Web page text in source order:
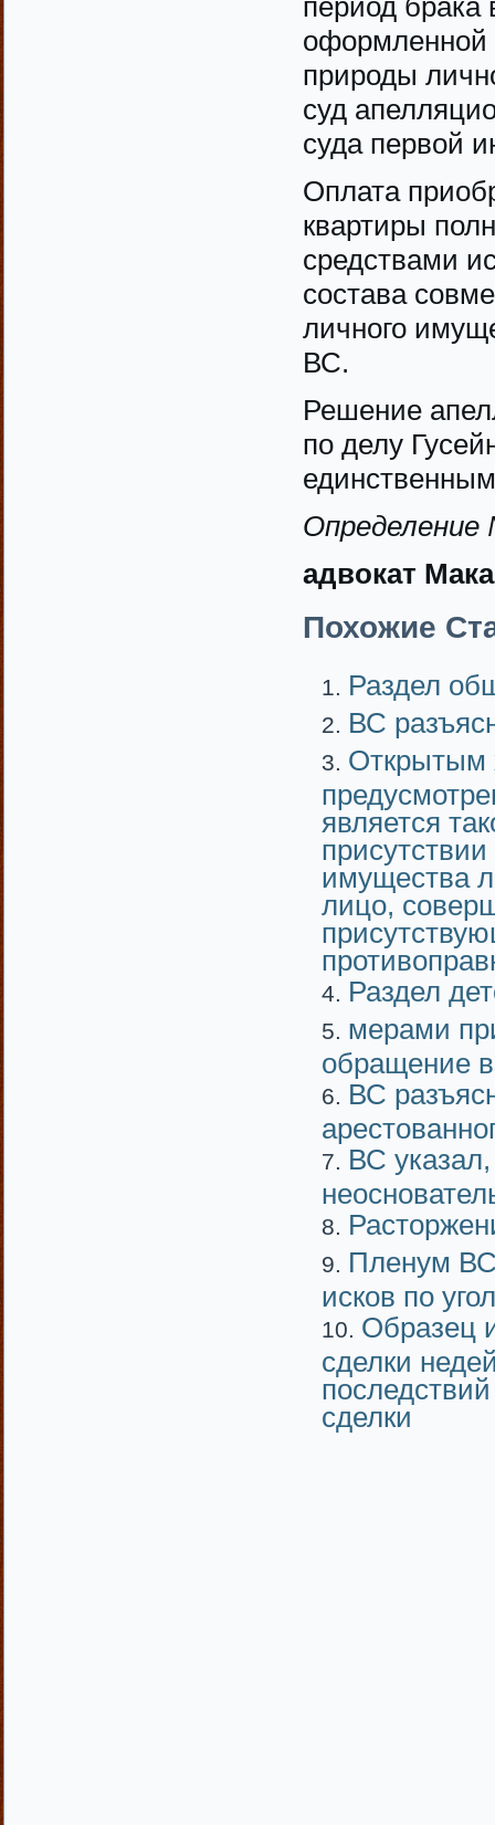
период брака
оформленной
природы
суд
суда первой
Оплата
квартиры
средствами
состава
личного
ВС.
Решение
по делу
адвокат
Похожие
Раздел
ВС
Открытым
является
имущества
лицо,
Раздел
мерами
обращение
ВС
ВС
Пленум ВС
исков по
Образец
сделки
сделки